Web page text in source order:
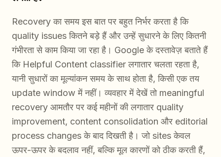
Recovery का समय इस बात पर बहुत निर्भर करता है कि
quality issues कितने बड़े हैं और उन्हें सुधारने के लिए कितनी
गंभीरता से काम किया जा रहा है। Google के दस्तावेज़ बताते हैं
कि Helpful Content classifier लगातार चलता रहता है,
यानी सुधारों का मूल्यांकन समय के साथ होता है, किसी एक तय
update window में नहीं। व्यवहार में देखें तो meaningful
recovery आमतौर पर कई महीनों की लगातार quality
improvement, content consolidation और editorial
process changes के बाद दिखती है। जो sites केवल
ऊपर-ऊपर के बदलाव नहीं, बल्कि मूल कारणों को ठीक करती हैं,